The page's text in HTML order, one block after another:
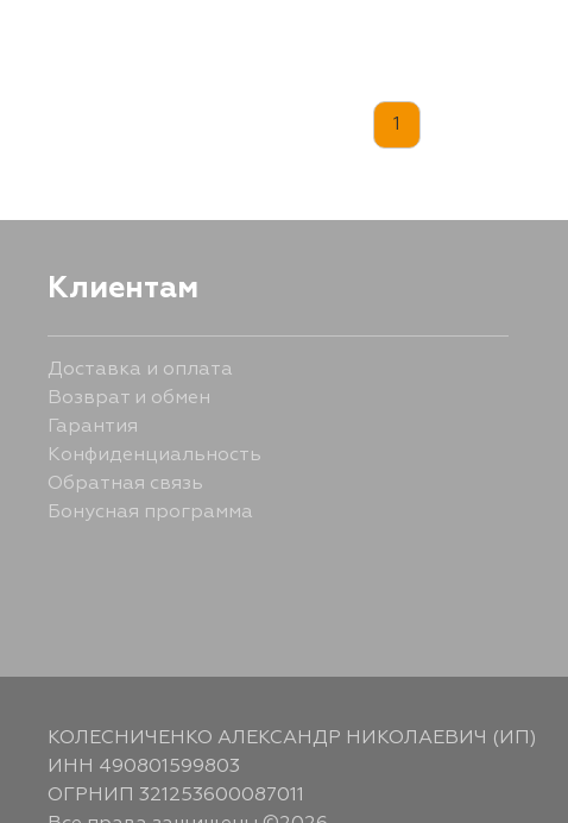
1
Клиентам
Доставка и оплата
Возврат и обмен
Гарантия
Конфиденциальность
Обратная связь
Бонусная программа
КОЛЕСНИЧЕНКО АЛЕКСАНДР НИКОЛАЕВИЧ (ИП)
ИНН 490801599803
ОГРНИП 321253600087011